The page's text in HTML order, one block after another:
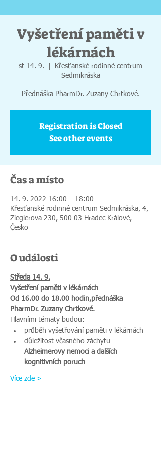
Vyšetření paměti v
lékárnách
st 14. 9.
Křesťanské rodinné centrum
Sedmikráska
Přednáška PharmDr. Zuzany Chrtkové.
Registration is Closed
See other events
Čas a místo
14. 9. 2022 16:00 – 18:00
Křesťanské rodinné centrum Sedmikráska, 4,
Zieglerova 230, 500 03 Hradec Králové,
Česko
O události
Středa 14. 9.
Vyšetření paměti v lékárnách
Od 16.00 do 18.00 hodin,přednáška
PharmDr. Zuzany Chrtkové.
Hlavními tématy budou:
průběh vyšetřování paměti v lékárnách
důležitost včasného záchytu
Alzheimerovy nemoci a dalších
kognitivních poruch
Více zde >